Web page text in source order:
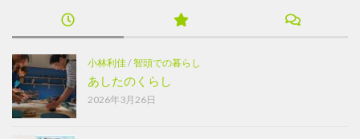
小林利佳/智頭での暮らし
あしたのくらし
2026年3月26日